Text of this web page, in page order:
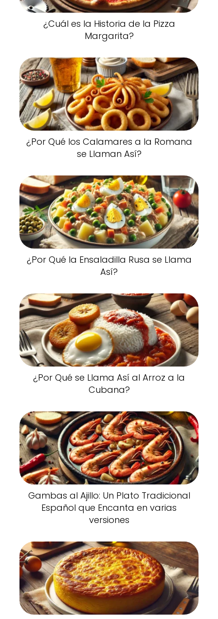
¿Cuál es la Historia de la Pizza
Margarita?
¿Por Qué los Calamares a la Romana
se Llaman Así?
¿Por Qué la Ensaladilla Rusa se Llama
Así?
¿Por Qué se Llama Así al Arroz a la
Cubana?
Gambas al Ajillo: Un Plato Tradicional
Español que Encanta en varias
versiones